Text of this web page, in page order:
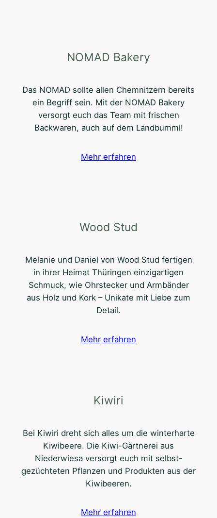
NOMAD Bakery
Das NOMAD sollte allen Chemnitzern bereits
ein Begriff sein. Mit der NOMAD Bakery
versorgt euch das Team mit frischen
Backwaren, auch auf dem Landbumml!
Mehr erfahren
Wood Stud
Melanie und Daniel von Wood Stud fertigen
in ihrer Heimat Thüringen einzigartigen
Schmuck, wie Ohrstecker und Armbänder
aus Holz und Kork – Unikate mit Liebe zum
Detail.
Mehr erfahren
Kiwiri
Bei Kiwiri dreht sich alles um die winterharte
Kiwibeere. Die Kiwi-Gärtnerei aus
Niederwiesa versorgt euch mit selbst-
gezüchteten Pflanzen und Produkten aus der
Kiwibeeren.
Mehr erfahren